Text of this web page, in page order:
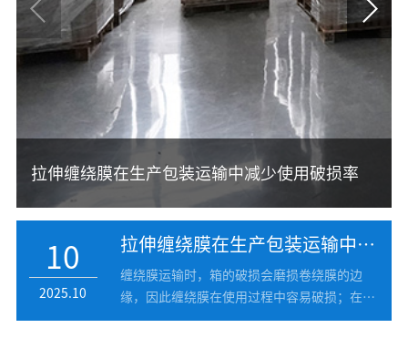
拉伸缠绕膜在生产包装运输中减少使用破损率
浅析检测缠绕膜透气性的注意事项
缠绕膜和拉伸膜有哪些不同的应用场景
10
2025.10
拉伸缠绕膜在生产包装运输中减少使用破损率
缠绕膜运输时，箱的破损会磨损卷绕膜的边
缘，因此缠绕膜在使用过程中容易破损；在打
开盒子的过程中，拉伸缠...